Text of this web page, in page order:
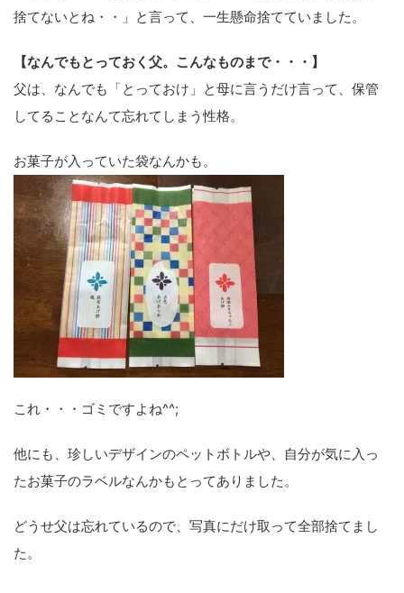
捨てないとね・・」と言って、一生懸命捨てていました。
【なんでもとっておく父。こんなものまで・・・】
父は、なんでも「とっておけ」と母に言うだけ言って、保管
してることなんて忘れてしまう性格。
お菓子が入っていた袋なんかも。
これ・・・ゴミですよね^^;
他にも、珍しいデザインのペットボトルや、自分が気に入っ
たお菓子のラベルなんかもとってありました。
どうせ父は忘れているので、写真にだけ取って全部捨てまし
た。